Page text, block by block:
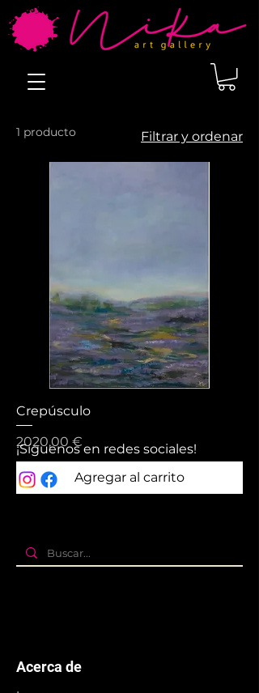
1 producto Filtrar y ordenar
Crepúsculo
Precio
2020,00 €
Agregar al carrito
¡Síguenos en redes sociales!
Acerca de